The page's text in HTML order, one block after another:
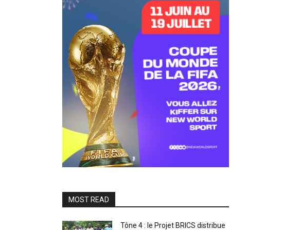
MOST READ
Tône 4 : le Projet BRICS distribue